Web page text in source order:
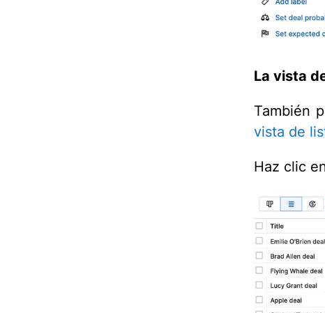
La vista
También
vista de
Haz clic